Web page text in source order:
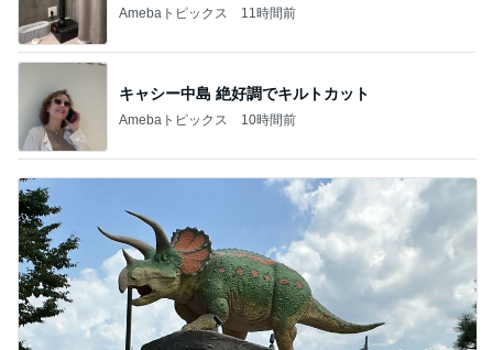
Amebaトピックス 11時間前
キャシー中島 絶好調でキルトカット
Amebaトピックス 10時間前